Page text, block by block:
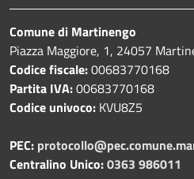
Comune di Martinengo
Piazza Maggiore, 1, 24057
Codice fiscale:00683770168
Partita IVA:00683770168
Codice univoco: KVU8Z5
PEC:
Centralino Unico:0363 986011